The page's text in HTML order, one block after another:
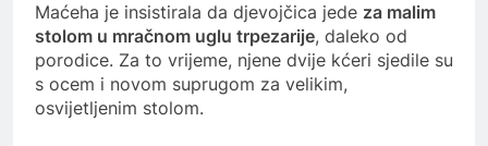
Maćeha je insistirala da djevojčica jede za malim
stolom u mračnom uglu trpezarije, daleko od
porodice. Za to vrijeme, njene dvije kćeri sjedile su
s ocem i novom suprugom za velikim,
osvijetljenim stolom.